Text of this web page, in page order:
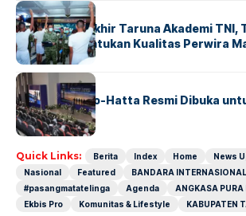
BERITA
Sidang Pantukhir Taruna Akademi TNI,
Strategis Tentukan Kualitas Perwira
BANDARA BERITA
IALC Soekarno-Hatta Resmi Dibuka
Dunia
Quick Links: Berita Index Home News
Nasional
Featured
BANDARA
#pasangmatatelinga
Agenda ANGKASA PURA
Ekbis Pro
Komunitas & Lifestyle KABUPATEN